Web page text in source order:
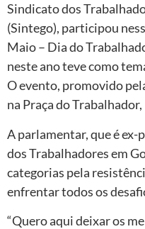
Sindicato dos
(Sintego), participou
Maio – Dia do
neste ano teve como
O evento, promovido
na Praça do
A parlamentar, que é
dos Trabalhadores em
categorias pela
enfrentar todos os
“Quero aqui deixar os